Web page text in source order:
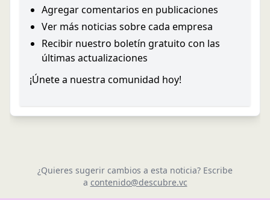
Agregar comentarios en publicaciones
Ver más noticias sobre cada empresa
Recibir nuestro boletín gratuito con las
últimas actualizaciones
¡Únete a nuestra comunidad hoy!
¿Quieres sugerir cambios a esta noticia? Escribe
a contenido@descubre.vc